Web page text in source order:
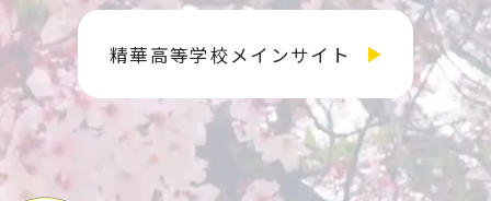
精華高等学校メインサイト